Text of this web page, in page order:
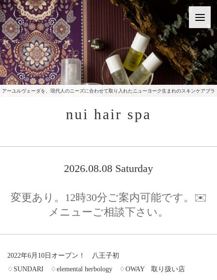
nui hair spa
2026.08.08 Saturday
変更あり。12時30分ご案内可能です。✉️
メニューご相談下さい。
アーユルヴェーダを、現代人のニーズに合わせて取り入れたニューヨーク生まれのスキンケアブラ
2022年6月10日オープン！ 八王子初
♢SUNDARI ♢elemental herbology ♢OWAY 取り扱い店